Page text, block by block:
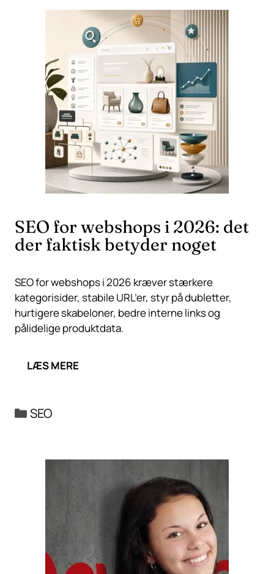
SEO for webshops i 2026: det
der faktisk betyder noget
SEO for webshops i 2026 kræver stærkere
kategorisider, stabile URL’er, styr på dubletter,
hurtigere skabeloner, bedre interne links og
pålidelige produktdata.
LÆS MERE
Kategorier
SEO